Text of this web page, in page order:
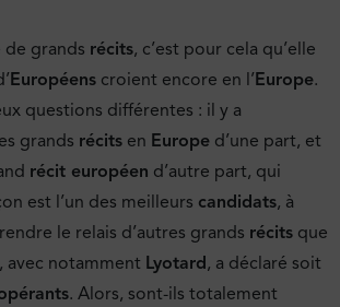
de grands récits, c’est pour cela qu’elle
Européens croient encore en l’Europe.
questions différentes : il y a
grands récits en Europe d’une part, et
récit européen d’autre part, qui
est l’un des meilleurs candidats, à
le relais d’autres grands récits que
, avec notamment Lyotard, a déclaré soit
. Alors, sont-ils totalement